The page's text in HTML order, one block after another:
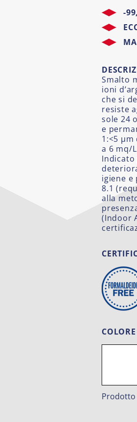
-
Smalto
ioni
che si
resiste
sole 24
e
1:<5 µm
a 6 mq/
igiene e
8.1
alla
(Indoor
COLORE